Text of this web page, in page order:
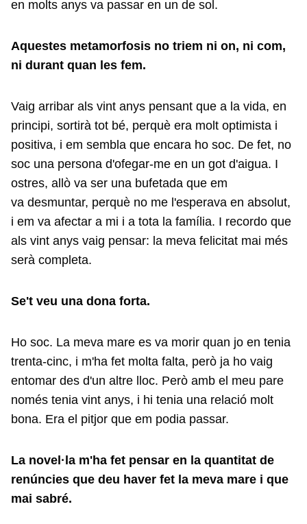
en molts anys va passar en un de sol.
Aquestes metamorfosis no triem ni on, ni com,
ni durant quan les fem.
Vaig arribar als vint anys pensant que a la vida, en
principi, sortirà tot bé, perquè era molt optimista i
positiva, i em sembla que encara ho soc. De fet, no
soc una persona d'ofegar-me en un got d'aigua. I
ostres, allò va ser una bufetada que em
va desmuntar, perquè no me l'esperava en absolut,
i em va afectar a mi i a tota la família. I recordo que
als vint anys vaig pensar: la meva felicitat mai més
serà completa.
Se't veu una dona forta.
Ho soc. La meva mare es va morir quan jo en tenia
trenta-cinc, i m'ha fet molta falta, però ja ho vaig
entomar des d'un altre lloc. Però amb el meu pare
només tenia vint anys, i hi tenia una relació molt
bona. Era el pitjor que em podia passar.
La novel·la m'ha fet pensar en la quantitat de
renúncies que deu haver fet la meva mare i que
mai sabré.